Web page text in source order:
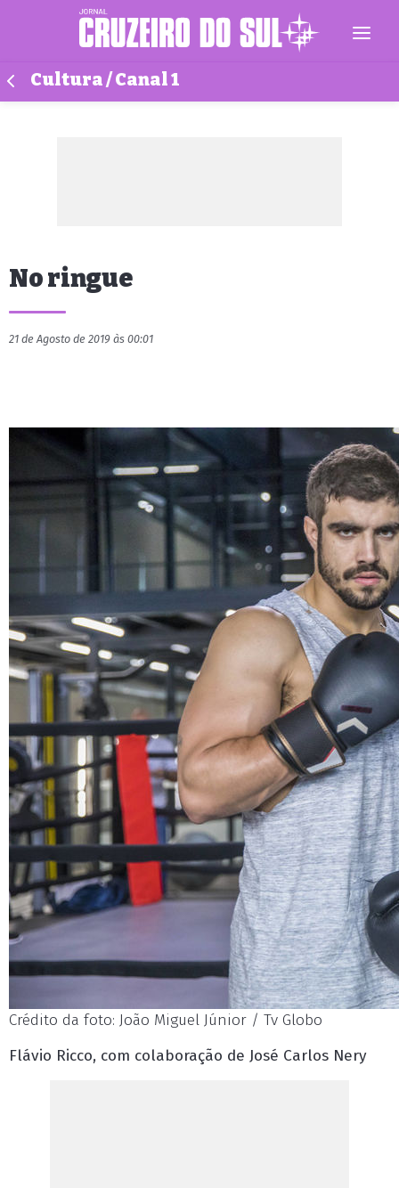
Cultura / Canal 1
No ringue
21 de Agosto de 2019 às 00:01
Crédito da foto: João Miguel Júnior / Tv Globo
Flávio Ricco, com colaboração de José Carlos Nery